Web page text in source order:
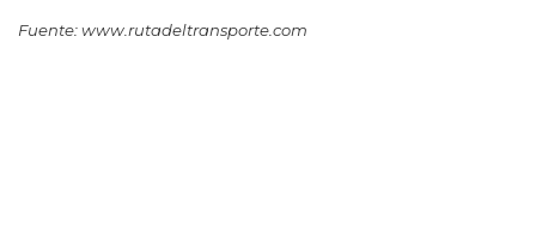
Fuente: www.rutadeltransporte.com